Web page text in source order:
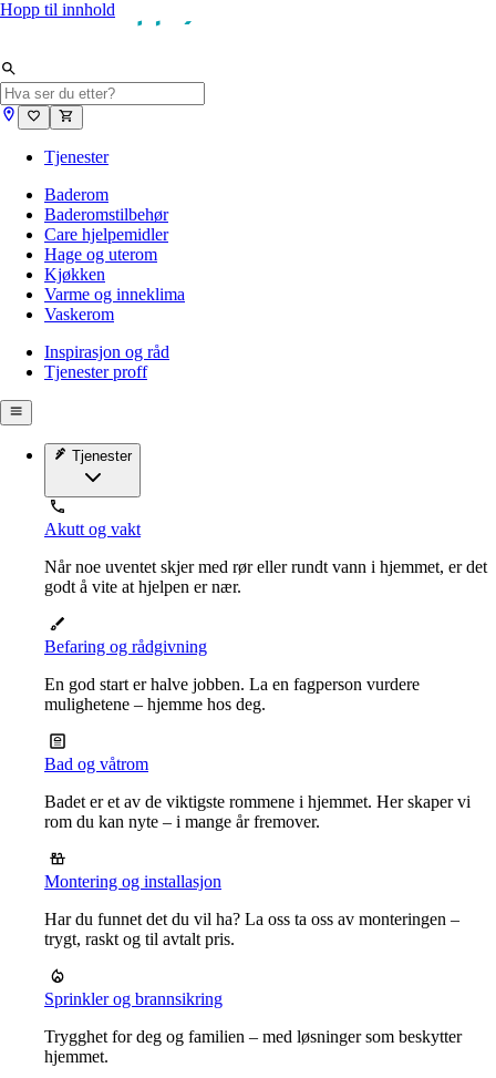
Hopp til innhold
Tjenester
Baderom
Baderomstilbehør
Care hjelpemidler
Hage og uterom
Kjøkken
Varme og inneklima
Vaskerom
Inspirasjon og råd
Tjenester proff
Tjenester
Akutt og vakt
Når noe uventet skjer med rør eller rundt vann i hjemmet, er det
godt å vite at hjelpen er nær.
Befaring og rådgivning
En god start er halve jobben. La en fagperson vurdere
mulighetene – hjemme hos deg.
Bad og våtrom
Badet er et av de viktigste rommene i hjemmet. Her skaper vi
rom du kan nyte – i mange år fremover.
Montering og installasjon
Har du funnet det du vil ha? La oss ta oss av monteringen –
trygt, raskt og til avtalt pris.
Sprinkler og brannsikring
Trygghet for deg og familien – med løsninger som beskytter
hjemmet.